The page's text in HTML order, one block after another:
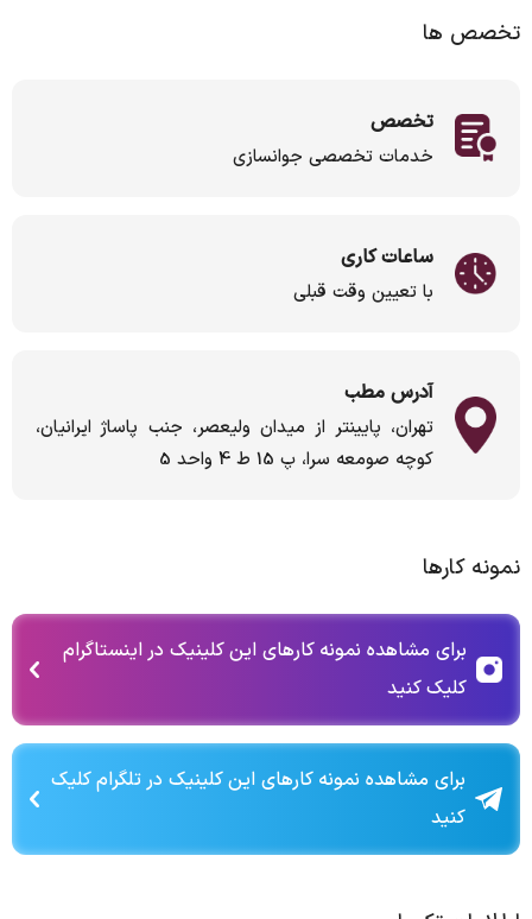
تخصص ها
تخصص
خدمات تخصصی جوانسازی
ساعات کاری
با تعیین وقت قبلی
آدرس مطب
تهران، پایینتر از میدان ولیعصر، جنب پاساژ ایرانیان،
کوچه صومعه سرا، پ 15 ط 4 واحد 5
نمونه کارها
برای مشاهده نمونه کارهای این کلینیک در اینستاگرام
کلیک کنید
برای مشاهده نمونه کارهای این کلینیک در تلگرام کلیک
کنید